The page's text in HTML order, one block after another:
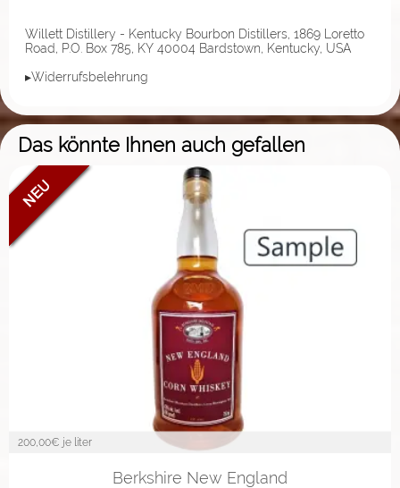
Willett Distillery - Kentucky Bourbon Distillers, 1869 Loretto
Road, P.O. Box 785, KY 40004 Bardstown, Kentucky, USA
▸Widerrufsbelehrung
Das könnte Ihnen auch gefallen
200,00€ je liter
Berkshire New England